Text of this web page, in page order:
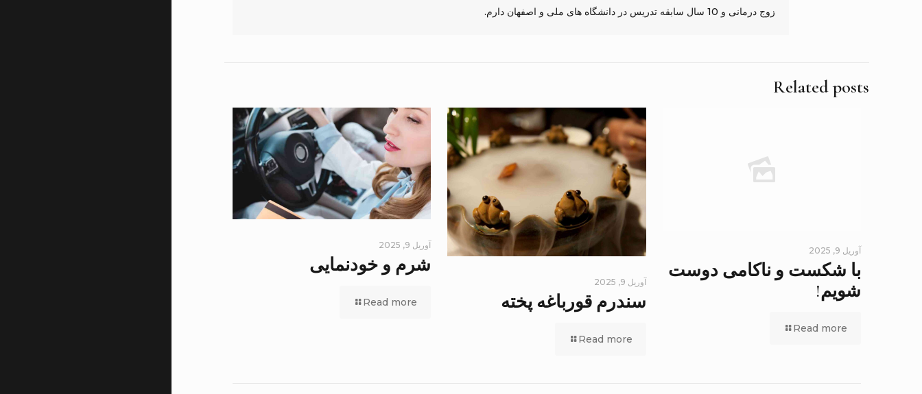
زوج درمانی و 10 سال سابقه تدریس در دانشگاه های ملی و اصفهان دارم.
Related posts
آوریل 9, 2025
با شکست و ناکامی دوست
شویم!
Read more
آوریل 9, 2025
سندرم قورباغه پخته
Read more
آوریل 9, 2025
شرم و خودنمایی
Read more